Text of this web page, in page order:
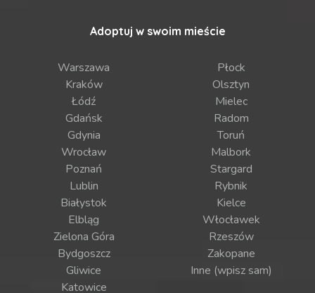
Adoptuj w swoim mieście
Warszawa
Kraków
Łódź
Gdańsk
Gdynia
Wrocław
Poznań
Lublin
Białystok
Elbląg
Zielona Góra
Bydgoszcz
Gliwice
Katowice
Płock
Olsztyn
Mielec
Radom
Toruń
Malbork
Stargard
Rybnik
Kielce
Włocławek
Rzeszów
Zakopane
Inne (wpisz sam)